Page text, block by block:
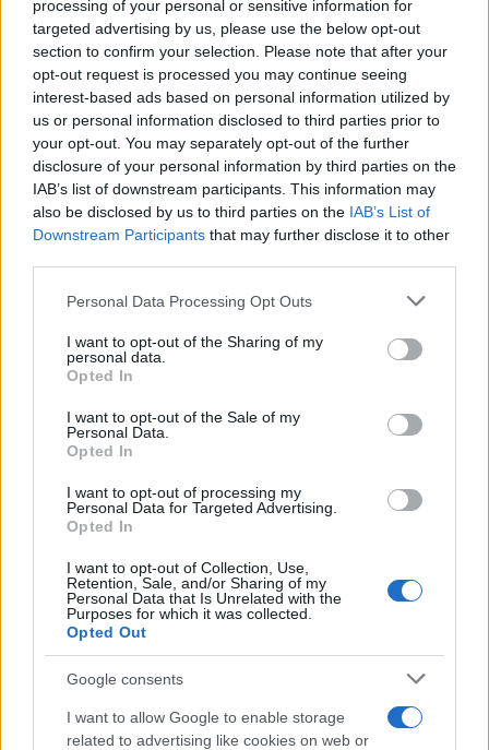
processing of your personal or sensitive information for
targeted advertising by us, please use the below opt-out
section to confirm your selection. Please note that after your
opt-out request is processed you may continue seeing
interest-based ads based on personal information utilized by
us or personal information disclosed to third parties prior to
your opt-out. You may separately opt-out of the further
disclosure of your personal information by third parties on the
IAB’s list of downstream participants. This information may
also be disclosed by us to third parties on the IAB’s List of
Downstream Participants that may further disclose it to other
Please note that this website/app uses one or more Google
not limited to your visit or usage behaviour. You may click to
grant or deny consent to Google and its third-party tags to
use your data for below specified purposes in below Google
consent section.
Personal Data Processing Opt Outs
I want to opt-out of the Sharing of my
personal data.
Opted In
I want to opt-out of the Sale of my
Personal Data.
Opted In
I want to opt-out of processing my
Personal Data for Targeted Advertising.
Opted In
I want to opt-out of Collection, Use,
Retention, Sale, and/or Sharing of my
Personal Data that Is Unrelated with the
Purposes for which it was collected.
Opted Out
Google consents
I want to allow Google to enable storage
related to advertising like cookies on web or